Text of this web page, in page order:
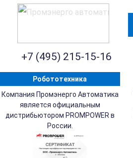
+7 (495) 215-15-16
Робототехника
Компания Промэнерго Автоматика
является официальным
дистрибьютором PROMPOWER в
России.